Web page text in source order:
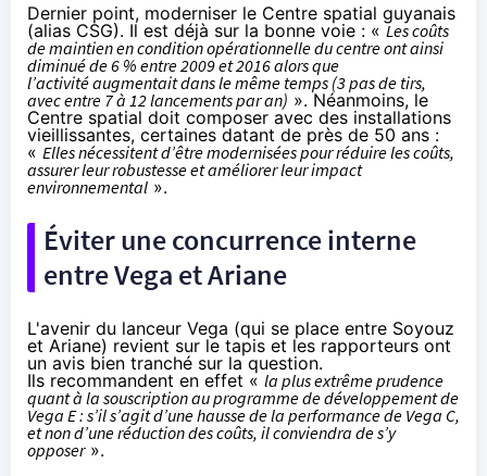
Dernier point, moderniser le Centre spatial guyanais
(alias CSG). Il est déjà sur la bonne voie : «Les coûts
de maintien en condition opérationnelle du centre ont ainsi
diminué de 6 % entre 2009 et 2016 alors que
l’activité augmentait dans le même temps (3 pas de tirs,
avec entre 7 à 12 lancements par an) ». Néanmoins, le
Centre spatial doit composer avec des installations
vieillissantes, certaines datant de près de 50 ans :
« Elles nécessitent d’être modernisées pour réduire les coûts,
assurer leur robustesse et améliorer leur impact
environnemental ».
Éviter une concurrence interne
entre Vega et Ariane
L'avenir du lanceur Vega (qui se place entre Soyouz
et Ariane) revient sur le tapis et les rapporteurs ont
un avis bien tranché sur la question.
Ils recommandent en effet « la plus extrême prudence
quant à la souscription au programme de développement de
Vega E : s’il s’agit d’une hausse de la performance de Vega C,
et non d’une réduction des coûts, il conviendra de s’y
opposer».